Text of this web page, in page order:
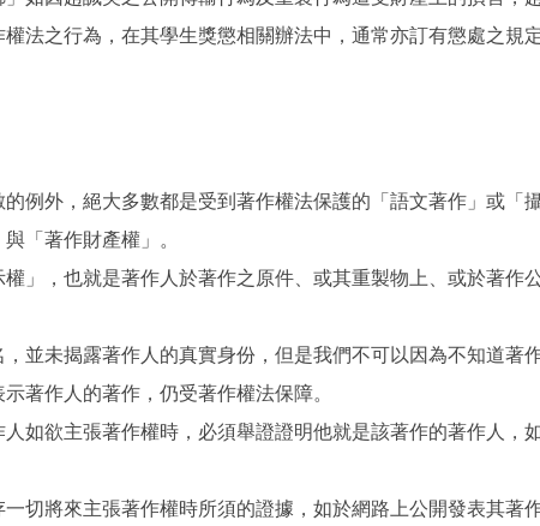
法之行為，在其學生獎懲相關辦法中，通常亦訂有懲處之規
例外，絕大多數都是受到著作權法保護的「語文著作」或「
「著作財產權」。
權」，也就是著作人於著作之原件、或其重製物上、或於著
並未揭露著作人的真實身份，但是我們不可以因為不知道著
著作人的著作，仍受著作權法保障。
如欲主張著作權時，必須舉證證明他就是該著作的著作人，
切將來主張著作權時所須的證據，如於網路上公開發表其著